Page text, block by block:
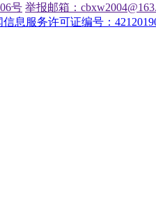
号 举报邮箱：
息服务许可证编号：